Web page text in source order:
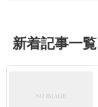
新着記事一覧